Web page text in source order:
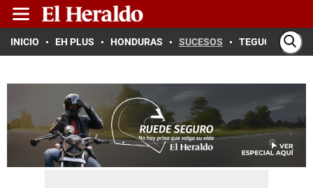
INICIO EH PLUS HONDURAS SUCESOS TEGUCIGALPA